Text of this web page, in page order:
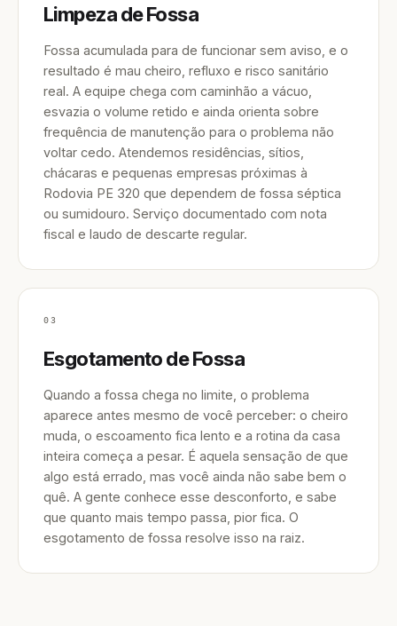
Limpeza de Fossa
Fossa acumulada para de funcionar sem aviso, e o
resultado é mau cheiro, refluxo e risco sanitário
real. A equipe chega com caminhão a vácuo,
esvazia o volume retido e ainda orienta sobre
frequência de manutenção para o problema não
voltar cedo. Atendemos residências, sítios,
chácaras e pequenas empresas próximas à
Rodovia PE 320 que dependem de fossa séptica
ou sumidouro. Serviço documentado com nota
fiscal e laudo de descarte regular.
03
Esgotamento de Fossa
Quando a fossa chega no limite, o problema
aparece antes mesmo de você perceber: o cheiro
muda, o escoamento fica lento e a rotina da casa
inteira começa a pesar. É aquela sensação de que
algo está errado, mas você ainda não sabe bem o
quê. A gente conhece esse desconforto, e sabe
que quanto mais tempo passa, pior fica. O
esgotamento de fossa resolve isso na raiz.